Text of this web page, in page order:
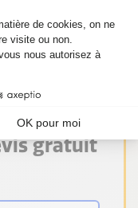
votre
gratuit